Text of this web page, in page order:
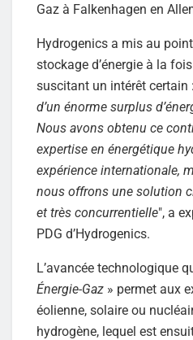
Gaz à Falkenhagen en
Hydrogenics a mis au
stockage d’énergie à la
suscitant un intérêt certain
d’un énorme surplus
Nous avons obtenu ce
expertise en énergétique
expérience internationale,
nous offrons une solution
et très concurrentielle", a
PDG d’Hydrogenics.
L’avancée technologique
Énergie-Gaz » permet aux
éolienne, solaire ou
hydrogène, lequel est